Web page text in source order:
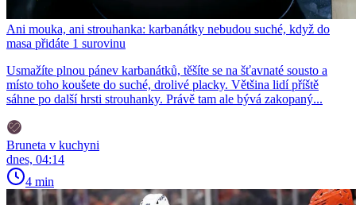
Ani mouka, ani strouhanka: karbanátky nebudou suché, když do
masa přidáte 1 surovinu
Usmažíte plnou pánev karbanátků, těšíte se na šťavnaté sousto a
místo toho koušete do suché, drolivé placky. Většina lidí příště
sáhne po další hrsti strouhanky. Právě tam ale bývá zakopaný...
Bruneta v kuchyni
dnes, 04:14
4 min